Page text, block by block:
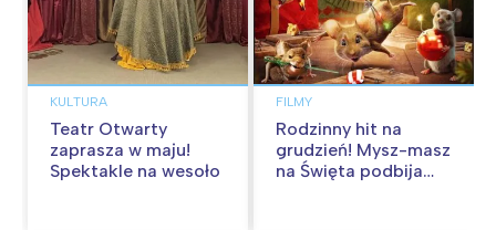
KULTURA
Teatr Otwarty
zaprasza w maju!
Spektakle na wesoło
FILMY
Rodzinny hit na
grudzień! Mysz-masz
na Święta podbija